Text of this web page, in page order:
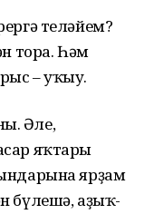
теләйем?
тора. Һәм
– уҡыу.
Әле,
яҡтары
ярҙам
бүлешә, аҙыҡ-